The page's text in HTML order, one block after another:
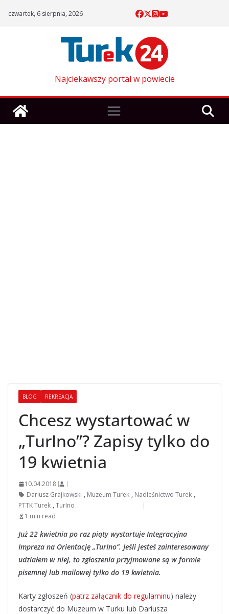
czwartek, 6 sierpnia, 2026
Najciekawszy portal w powiecie
BLOG REKREACJA
Chcesz wystartować w
„TurIno”? Zapisy tylko do
19 kwietnia
10.04.2018
Dariusz Grajkowski , Muzeum Turek , Nadleśnictwo Turek ,
PTTK Turek , TurIno
1 min read
Już 22 kwietnia po raz piąty wystartuje Integracyjna
Impreza na Orientację „TurIno”. Jeśli jesteś zainteresowany
udziałem w niej, to zgłoszenia przyjmowane są w formie
pisemnej lub mailowej tylko do 19 kwietnia.
Karty zgłoszeń (patrz załącznik do regulaminu) należy
dostarczyć do Muzeum w Turku lub Dariusza